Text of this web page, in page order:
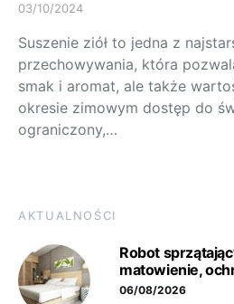
03/10/2024
Suszenie ziół to jedna z
przechowywania, która
smak i aromat, ale także
okresie zimowym dostęp do
ograniczony,…
AKTUALNOŚCI
Robot
matowienie,
06/08/2026